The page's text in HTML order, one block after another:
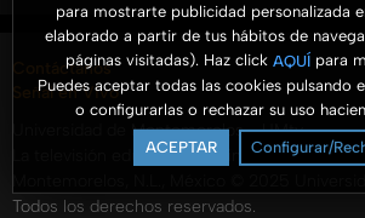
para mostrarte publicidad personalizada
elaborado a partir de tus hábitos de
páginas visitadas). Haz click AQUÍ para
Puedes aceptar todas las cookies pulsando
o configurarlas o rechazar su uso
ACEPTAR Configurar/
Contáctanos
Señal en Vivo
Universidad de Montemorelos - UMtv
La televisión educativa y de inspiración que
Todos los derechos reservados.